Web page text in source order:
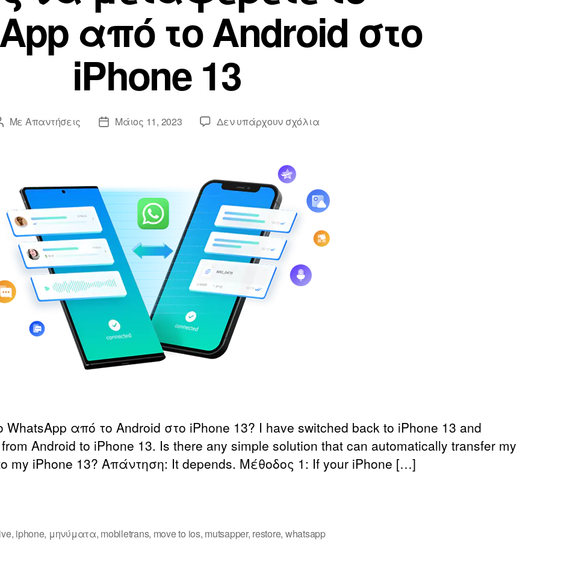
από το Android στο
iPhone 13
Με Απαντήσεις Μάιος 11, 2023 Δεν υπάρχουν σχόλια
από το Android στο iPhone 13? I have switched back to iPhone 13 and
Android to iPhone 13. Is there any simple solution that can automatically transfer my
my iPhone 13? Απάντηση: It depends. Μέθοδος 1: If your iPhone […]
, iphone, μηνύματα, mobiletrans, move to ios, mutsapper, restore, whatsapp